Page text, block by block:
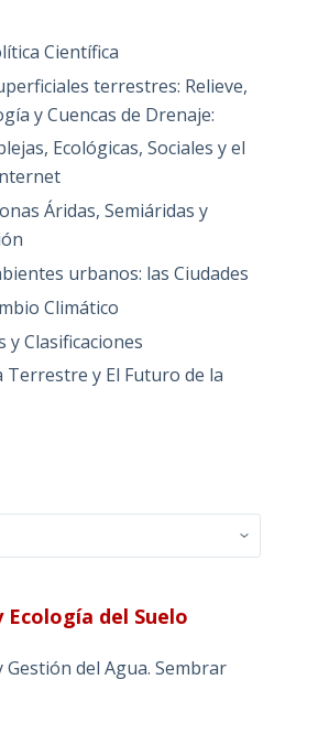
Científica
terrestres: Relieve,
y Cuencas de Drenaje:
Ecológicas, Sociales y el
Áridas, Semiáridas y
urbanos: las Ciudades
Climático
y Clasificaciones
Terrestre y El Futuro de la
Ecología del Suelo
Gestión del Agua. Sembrar